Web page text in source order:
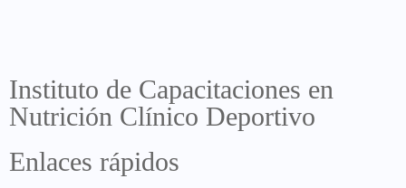
Instituto de Capacitaciones en
Nutrición Clínico Deportivo
Enlaces rápidos